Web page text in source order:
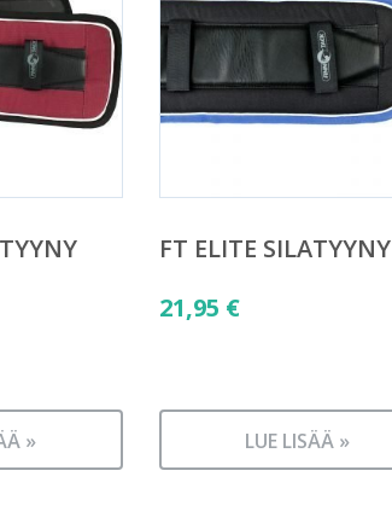
»
FT ELITE SILATYYNY
21,95 €
LUE LISÄÄ »